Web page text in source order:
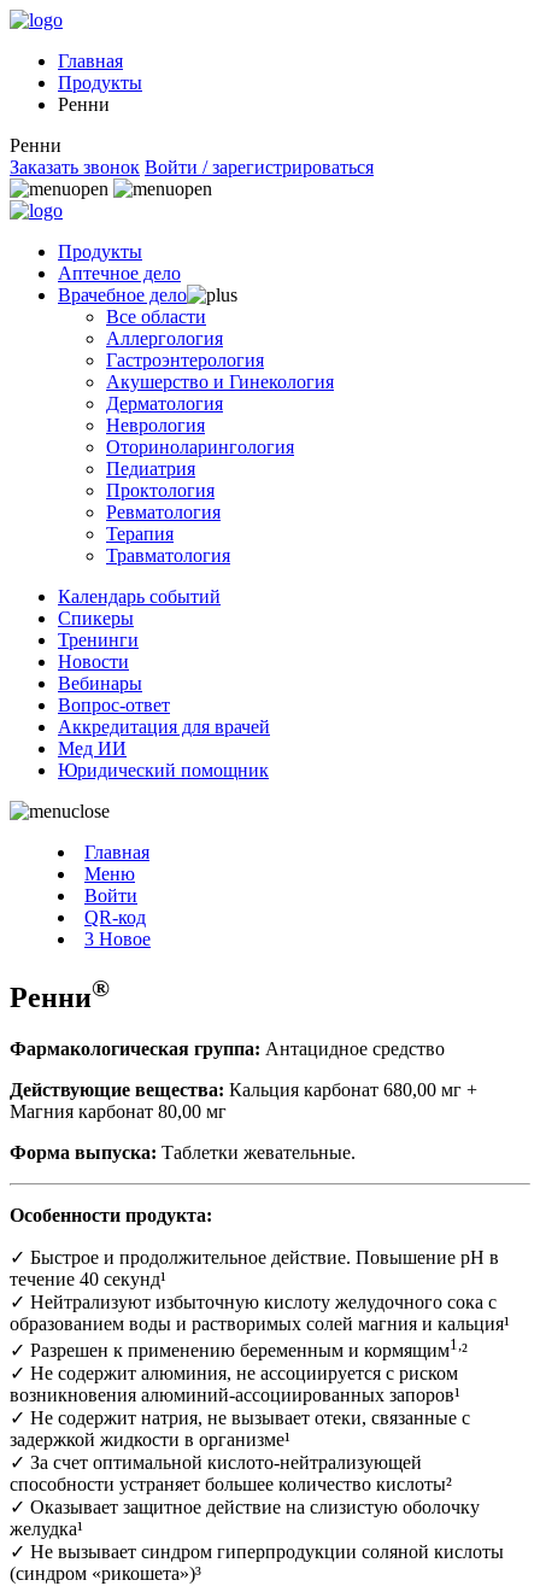
Главная
Продукты
Ренни
Ренни
Заказать звонок Войти / зарегистрироваться
Продукты
Аптечное дело
Врачебное дело
Все области
Аллергология
Гастроэнтерология
Акушерство и Гинекология
Дерматология
Неврология
Оториноларингология
Педиатрия
Проктология
Ревматология
Терапия
Травматология
Календарь событий
Спикеры
Тренинги
Новости
Вебинары
Вопрос-ответ
Аккредитация для врачей
Мед ИИ
Юридический помощник
Главная
Меню
Войти
QR-код
3 Новое
Ренни®
Фармакологическая группа: Антацидное средство
Действующие вещества: Кальция карбонат 680,00 мг +
Магния карбонат 80,00 мг
Форма выпуска: Таблетки жевательные.
Особенности продукта:
✓ Быстрое и продолжительное действие. Повышение pH в
течение 40 секунд¹
✓ Нейтрализуют избыточную кислоту желудочного сока с
образованием воды и растворимых солей магния и кальция¹
✓ Разрешен к применению беременным и кормящим1, ²
✓ Не содержит алюминия, не ассоциируется с риском
возникновения алюминий-ассоциированных запоров¹
✓ Не содержит натрия, не вызывает отеки, связанные с
задержкой жидкости в организме¹
✓ За счет оптимальной кислото-нейтрализующей
способности устраняет большее количество кислоты²
✓ Оказывает защитное действие на слизистую оболочку
желудка¹
✓ Не вызывает синдром гиперпродукции соляной кислоты
(синдром «рикошета»)³